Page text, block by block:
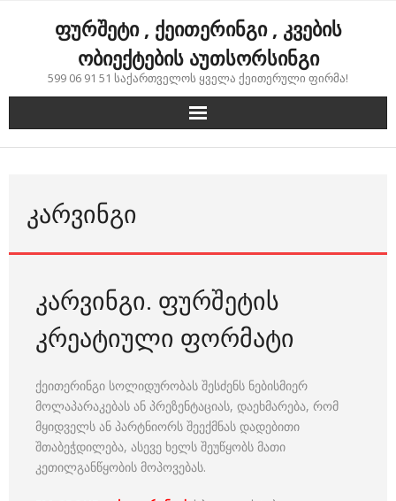
ფურშეტი , ქეითერინგი , კვების
ობიექტების აუთსორსინგი
599 06 91 51 საქართველოს ყველა ქეითერული ფირმა!
ᲙᲐᲠᲕᲘᲜᲒᲘ
კარვინგი. ფურშეტის
კრეატიული ფორმატი
ქეითერინგი სოლიდურობას შესძენს ნებისმიერ
მოლაპარაკებას ან პრეზენტაციას, დაეხმარება, რომ
მყიდველს ან პარტნიორს შეექმნას დადებითი
შთაბეჭდილება, ასევე ხელს შეუწყობს მათი
კეთილგანწყობის მოპოვებას.